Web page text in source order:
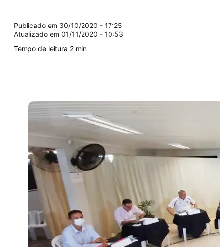
30/10/2020 - 17:25
01/11/2020 - 10:53